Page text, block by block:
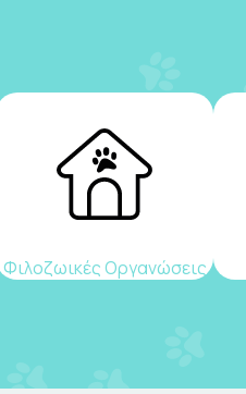
Φιλοζωικές Οργανώσεις